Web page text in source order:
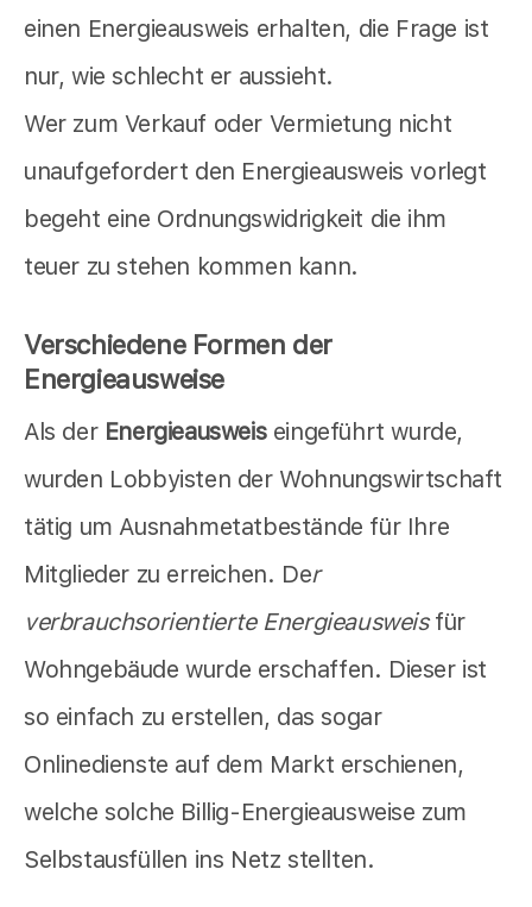
einen Energieausweis erhalten, die Frage ist
nur, wie schlecht er aussieht.
Wer zum Verkauf oder Vermietung nicht
unaufgefordert den Energieausweis vorlegt
begeht eine Ordnungswidrigkeit die ihm
teuer zu stehen kommen kann.
Verschiedene Formen der
Energieausweise
Als der Energieausweiseingeführt wurde,
wurden Lobbyisten der Wohnungswirtschaft
tätig um Ausnahmetatbestände für Ihre
Mitglieder zu erreichen. Der
verbrauchsorientierte Energieausweisfür
Wohngebäude wurde erschaffen. Dieser ist
so einfach zu erstellen, das sogar
Onlinedienste auf dem Markt erschienen,
welche solche Billig-Energieausweise zum
Selbstausfüllen ins Netz stellten.